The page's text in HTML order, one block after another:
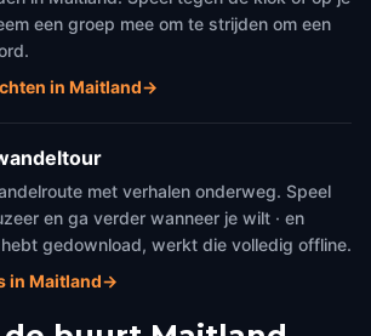
een groep mee om te strijden om een
in Maitland→
met verhalen onderweg. Speel
en ga verder wanneer je wilt · en
gedownload, werkt die volledig offline.
in Maitland→